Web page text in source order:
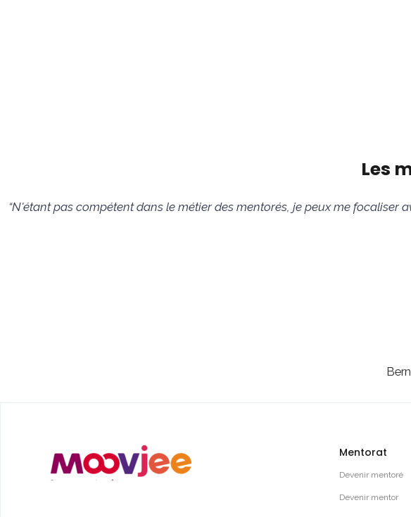
Les
“N'étant pas compétent dans le métier des mentorés, je peux me
Mentorat
Devenir mentoré
Devenir mentor